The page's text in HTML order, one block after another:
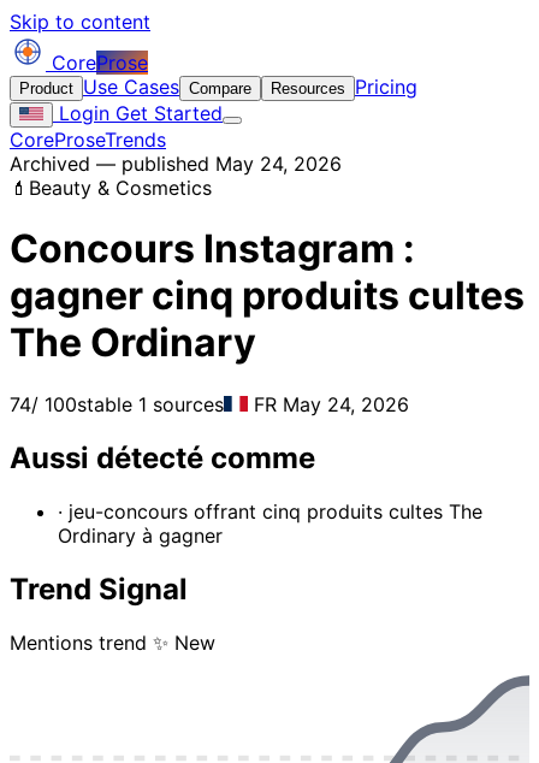
Skip to content
CoreProse
Product Use Cases Compare Resources
Pricing
Login Get Started
CoreProseTrends
Archived — published May 24, 2026
💄 Beauty & Cosmetics
Concours Instagram :
gagner cinq produits cultes
The Ordinary
74/ 100stable 1 sources FR May 24, 2026
Aussi détecté comme
· jeu-concours offrant cinq produits cultes The
Ordinary à gagner
Trend Signal
Mentions trend ✨ New